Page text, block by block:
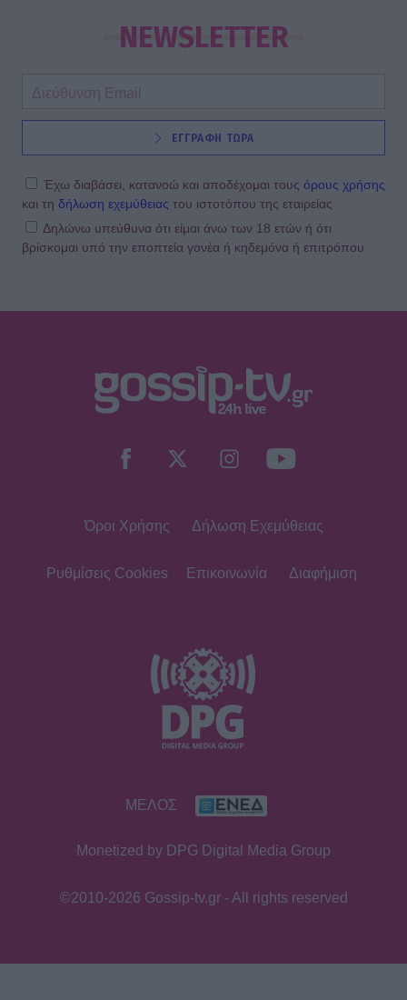
στιγμή με την κόρη της που
ξεχώρισε – Η Ερωφίλη «κλέβει» την
SHOWBIZ
«Ευλογία τα παιδιά» - Η σπάνια
κόρη! Μαζί στο τιμόνι της βάρκας
SHOWBIZ
Η Χρηστίδου στην Κρήτη με stylish
κομψή & μαυρισμένη σιλουέτα της
εφαρμοστό σικ φόρεμα και wet look
Σταματίνα Τσιμτσιλή: Η εξόρμηση
για ψάρεμα στην Πάρο με τον Θέμη
ακόμη και στις επαναλήψεις –
Αντίστροφη μέτρηση για τον νέο
NEWSLETTER
ΕΓΓΡΑΦΗ ΤΩΡΑ
Έχω διαβάσει, κατανοώ και αποδέχομαι τους όρους χρήσης
και τη δήλωση εχεμύθειας του ιστοτόπου της εταιρείας
Δηλώνω υπεύθυνα ότι είμαι άνω των 18 ετών ή ότι
βρίσκομαι υπό την εποπτεία γονέα ή κηδεμόνα ή επιτρόπου
Όροι Χρήσης Δήλωση Εχεμύθειας
Ρυθμίσεις Cookies Επικοινωνία Διαφήμιση
ΜΕΛΟΣ
Monetized by DPG Digital Media Group
©2010-2026 Gossip-tv.gr - All rights reserved